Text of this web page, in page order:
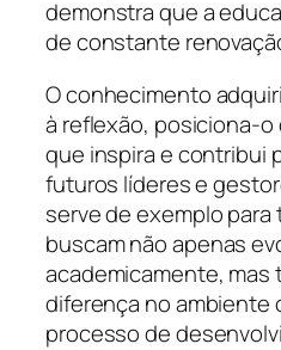
demonstra que a
de constante
O conhecimento
à reflexão, posiciona-
que inspira e contribui
futuros líderes e
serve de exemplo
buscam não apenas
academicamente, mas
diferença no ambiente
processo de